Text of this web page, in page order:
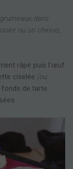
dans
ou un chinois,
râpé puis l’œuf
ciselée (ou
de tarte.